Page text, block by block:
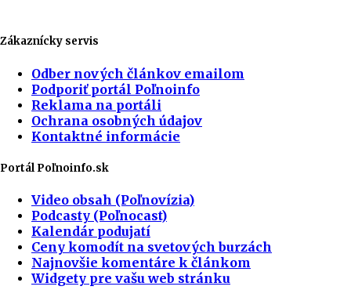
Zákaznícky servis
Odber nových článkov emailom
Podporiť portál Poľnoinfo
Reklama na portáli
Ochrana osobných údajov
Kontaktné informácie
Portál Poľnoinfo.sk
Video obsah (Poľnovízia)
Podcasty (Poľnocast)
Kalendár podujatí
Ceny komodít na svetových burzách
Najnovšie komentáre k článkom
Widgety pre vašu web stránku